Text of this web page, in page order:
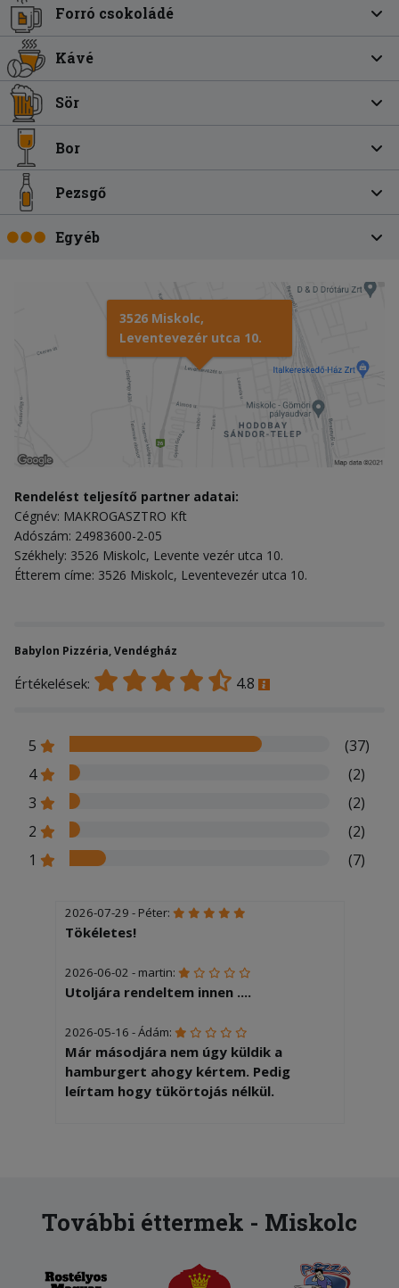
Forró csokoládé
Kávé
Sör
Bor
Pezsgő
Egyéb
3526 Miskolc,
Leventevezér utca 10.
Rendelést teljesítő partner adatai:
Cégnév: MAKROGASZTRO Kft
Adószám: 24983600-2-05
Székhely: 3526 Miskolc, Levente vezér utca 10.
Étterem címe: 3526 Miskolc, Leventevezér utca 10.
Babylon Pizzéria, Vendégház
Értékelések: 4.8
5
(37)
4
(2)
3
(2)
2
(2)
1
(7)
2026-07-29 - Péter:
Tökéletes!
2026-06-02 - martin:
Utoljára rendeltem innen ....
2026-05-16 - Ádám:
Már másodjára nem úgy küldik a
hamburgert ahogy kértem. Pedig
leírtam hogy tükörtojás nélkül.
2026-02-18 - András:
Köszönjük nagyon finom volt!
2026-01-22 - Zoltán:
További éttermek - Miskolc